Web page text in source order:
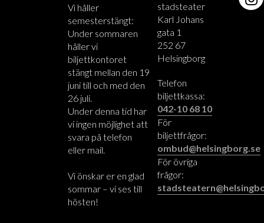
Vi håller
semesterstängt:
Under sommaren
håller vi
biljettkontoret
stängt mellan den 19
juni till och med den
26 juli.
Under denna tid har
vi ingen möjlighet att
svara på telefon
eller mail.
Vi önskar er en glad
sommar – vi ses till
hösten!
stadsteater
Karl Johans
gata 1
252 67
Helsingborg
Telefon
biljettkassa:
042-10 68 10
För
biljettfrågor:
ombud@helsingborg.se
För övriga
frågor: